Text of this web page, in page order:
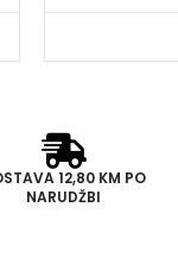
12,80 KM PO
NARUDŽBI